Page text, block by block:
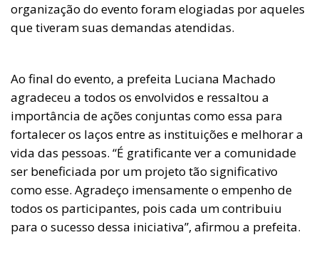
organização do evento foram elogiadas por aqueles
que tiveram suas demandas atendidas.
Ao final do evento, a prefeita Luciana Machado
agradeceu a todos os envolvidos e ressaltou a
importância de ações conjuntas como essa para
fortalecer os laços entre as instituições e melhorar a
vida das pessoas. “É gratificante ver a comunidade
ser beneficiada por um projeto tão significativo
como esse. Agradeço imensamente o empenho de
todos os participantes, pois cada um contribuiu
para o sucesso dessa iniciativa”, afirmou a prefeita.